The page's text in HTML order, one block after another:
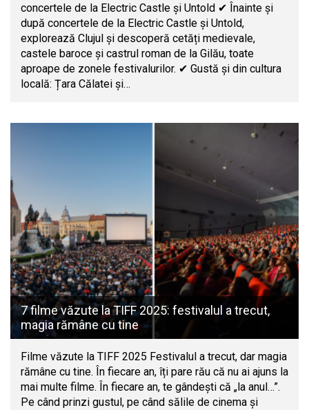
concertele de la Electric Castle și Untold ✔ Înainte și
după concertele de la Electric Castle și Untold,
explorează Clujul și descoperă cetăți medievale,
castele baroce și castrul roman de la Gilău, toate
aproape de zonele festivalurilor. ✔ Gustă și din cultura
locală: Țara Călatei și…
7 filme văzute la TIFF 2025: festivalul a trecut,
magia rămâne cu tine
Filme văzute la TIFF 2025 Festivalul a trecut, dar magia
rămâne cu tine. În fiecare an, îți pare rău că nu ai ajuns la
mai multe filme. În fiecare an, te gândești că „la anul…”.
Pe când prinzi gustul, pe când sălile de cinema și